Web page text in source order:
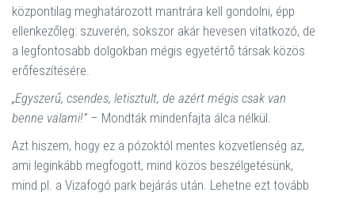
központilag meghatározott mantrára kell gondolni, épp
ellenkezőleg: szuverén, sokszor akár hevesen vitatkozó, de
a legfontosabb dolgokban mégis egyetértő társak közös
erőfeszítésére.
„Egyszerű, csendes, letisztult, de azért mégis csak van
benne valami!” – Mondták mindenfajta álca nélkül.
Azt hiszem, hogy ez a pózoktól mentes közvetlenség az,
ami leginkább megfogott, mind közös beszélgetésünk,
mind pl. a Vizafogó park bejárás után. Lehetne ezt tovább